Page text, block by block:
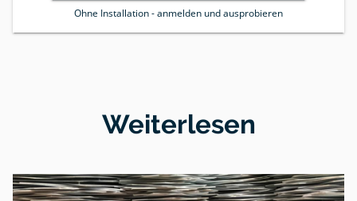
Ohne Installation - anmelden und ausprobieren
Weiterlesen